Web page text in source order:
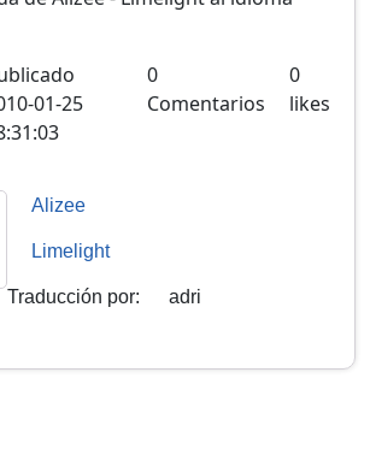
01-25
0
Comentarios
0
likes
Alizee
Limelight
Traducción por: adri